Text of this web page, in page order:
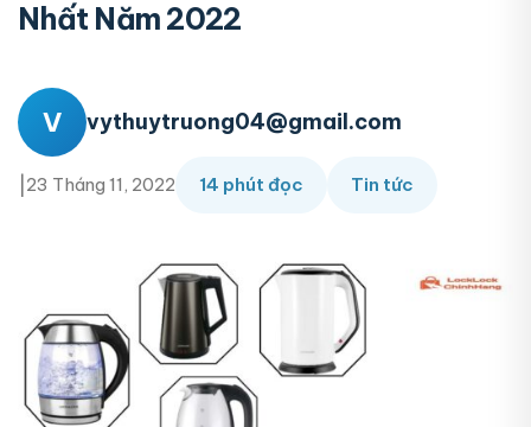
Nhất Năm 2022
V vythuytruong04@gmail.com
23 Tháng 11, 2022 14 phút đọc Tin tức